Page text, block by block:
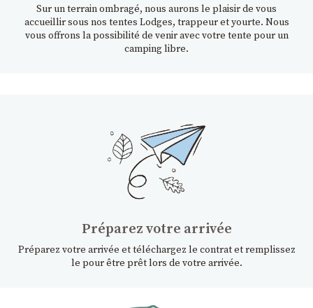
Sur un terrain ombragé, nous aurons le plaisir de vous
accueillir sous nos tentes Lodges, trappeur et yourte. Nous
vous offrons la possibilité de venir avec votre tente pour un
camping libre.
Préparez votre arrivée
Préparez votre arrivée et téléchargez le contrat et remplissez
le pour être prêt lors de votre arrivée.